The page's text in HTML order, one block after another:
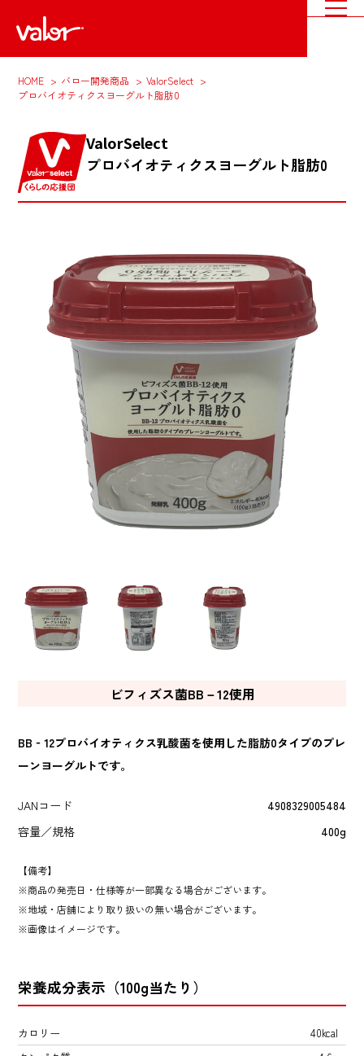
HOME バロー開発商品
ValorSelect
プロバイオティクスヨーグルト脂肪0
ValorSelect
プロバイオティクスヨーグルト脂肪0
ビフィズス菌BB－12使用
BB‐12プロバイオティクス乳酸菌を使用した脂肪0タイプのプレ
ーンヨーグルトです。
JANコード
4908329005484
容量／規格
400g
【備考】
商品の発売日・仕様等が一部異なる場合がございます。
地域・店舗により取り扱いの無い場合がございます。
画像はイメージです。
栄養成分表示（100g当たり）
カロリー
40kcal